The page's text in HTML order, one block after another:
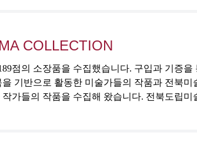
COLLECTION
점의 소장품을 수집했습니다. 구입과 기증
기반으로 활동한 미술가들의 작품과 전북미
가들의 작품을 수집해 왔습니다. 전북도립미